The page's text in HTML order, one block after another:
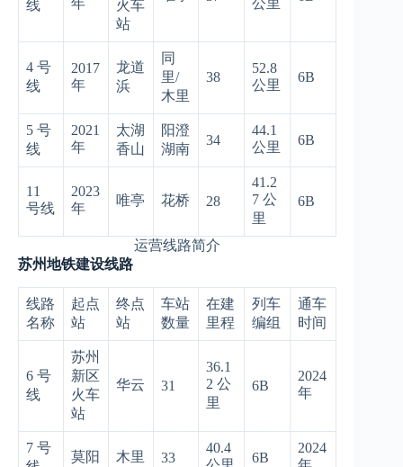
线
火车
站
4 号
线
2017
年
龙道
浜
同
里/
木里
38
52.8
公里
6B
5 号
线
2021
年
太湖
香山
阳澄
湖南
34
44.1
公里
6B
11
号线
2023
年
唯亭 花桥 28
41.2
7 公
里
6B
运营线路简介
苏州地铁建设线路
线路
名称
起点
站
终点
站
车站
数量
在建
里程
列车
编组
通车
时间
6 号
线
苏州
新区
火车
站
华云 31
36.1
2 公
里
6B
2024
年
7 号
莫阳 木里 33
40.4
6B
2024